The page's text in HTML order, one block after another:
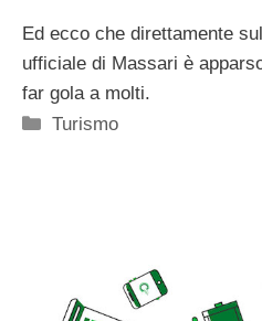
Ed ecco che direttamente
ufficiale di Massari è
far gola a molti.
Categorie
Turismo